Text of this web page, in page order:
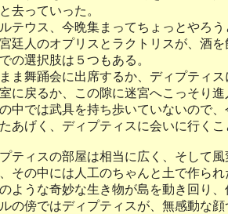
去っていった。
テウス、今晩集まってちょっとやろ
廷人のオプリスとラクトリスが、酒
の選択肢は５つもある。
ま舞踊会に出席するか、ディプティ
に戻るか、この隙に迷宮へこっそり
中では武具を持ち歩いていないので
あげく、ディプティスに会いに行くこ
ティスの部屋は相当に広く、そして
その中には人工のちゃんと土で作ら
ような奇妙な生き物が島を動き回り
の傍ではディプティスが、無感動な